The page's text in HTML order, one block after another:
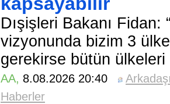
Dışişleri Bakanı Fidan:
vizyonunda bizim 3
gerekirse bütün ülkeleri
AA, 8.08.2026 20:40
Haberler